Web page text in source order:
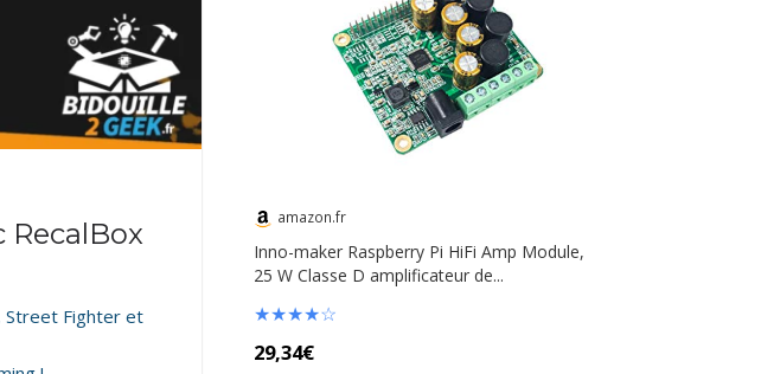
RecalBox
Street Fighter et
amazon.fr
Inno-maker Raspberry Pi HiFi Amp Module,
25 W Classe D amplificateur de...
★★★★☆
29,34€